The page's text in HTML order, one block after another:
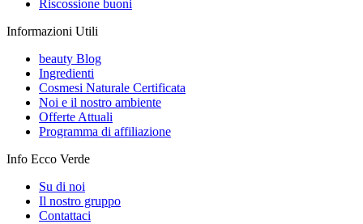
Riscossione buoni
Informazioni Utili
beauty Blog
Ingredienti
Cosmesi Naturale Certificata
Noi e il nostro ambiente
Offerte Attuali
Programma di affiliazione
Info Ecco Verde
Su di noi
Il nostro gruppo
Contattaci